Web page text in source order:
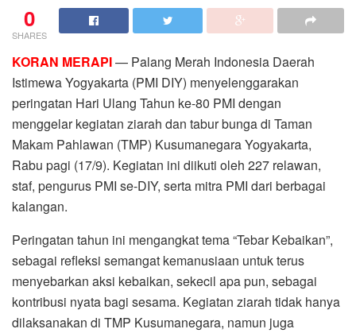
0
SHARES
KORAN MERAPI— Palang Merah Indonesia Daerah
Istimewa Yogyakarta (PMI DIY) menyelenggarakan
peringatan Hari Ulang Tahun ke-80 PMI dengan
menggelar kegiatan ziarah dan tabur bunga di Taman
Makam Pahlawan (TMP) Kusumanegara Yogyakarta,
Rabu pagi (17/9). Kegiatan ini diikuti oleh 227 relawan,
staf, pengurus PMI se-DIY, serta mitra PMI dari berbagai
kalangan.
Peringatan tahun ini mengangkat tema “Tebar Kebaikan”,
sebagai refleksi semangat kemanusiaan untuk terus
menyebarkan aksi kebaikan, sekecil apa pun, sebagai
kontribusi nyata bagi sesama. Kegiatan ziarah tidak hanya
dilaksanakan di TMP Kusumanegara, namun juga